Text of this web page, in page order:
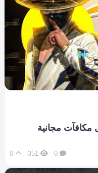
مكافآت مجانية
0
351